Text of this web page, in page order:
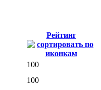
Рейтинг
100
100